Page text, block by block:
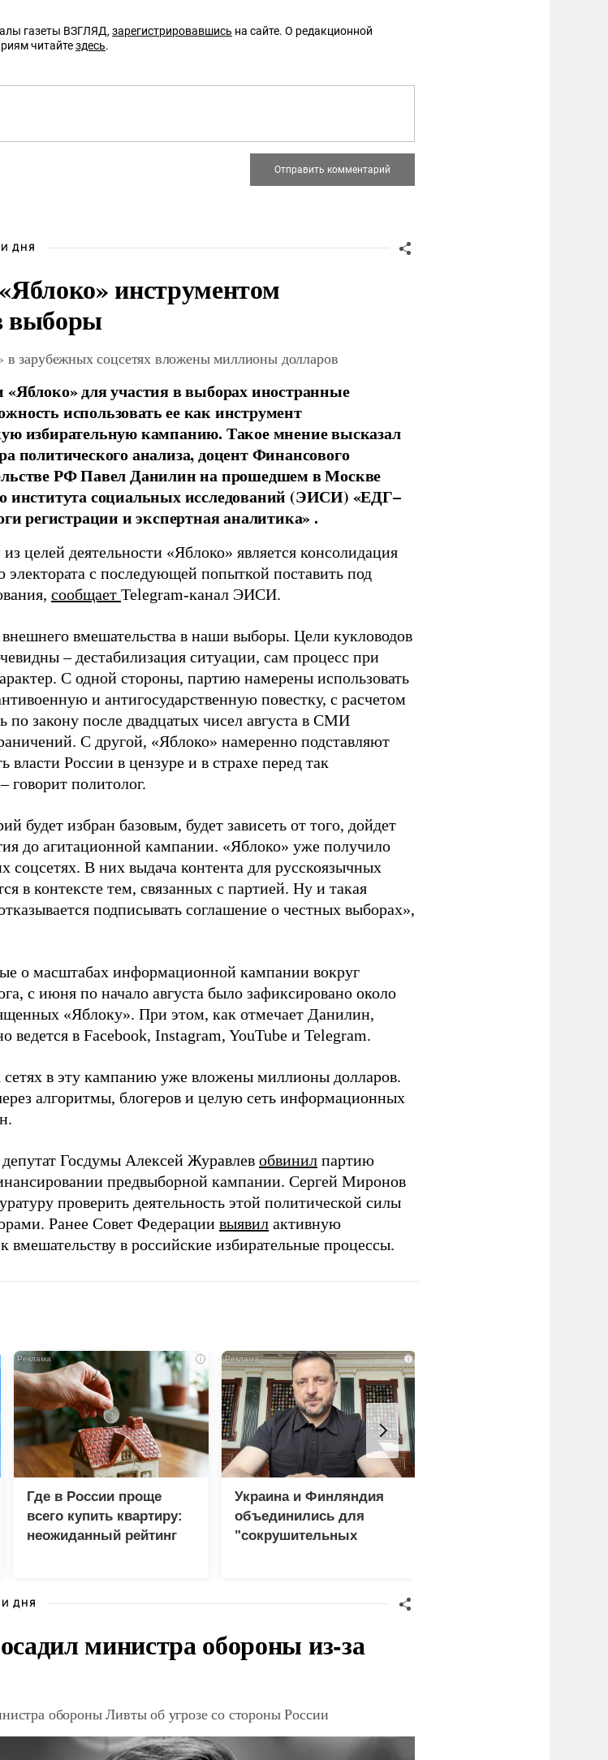
газеты ВЗГЛЯД, зарегистрировавшись на сайте. О редакционной
читайтездесь.
ДНЯ
инструментом
выборы
зарубежных соцсетях вложены миллионы долларов
для участия в выборах иностранные
использовать ее как инструмент
избирательную кампанию. Такое мнение высказал
политического анализа, доцент Финансового
РФ Павел Данилин на прошедшем в Москве
института социальных исследований (ЭИСИ) «ЕДГ–
регистрации и экспертная аналитика» .
целей деятельности «Яблоко» является консолидация
электората с последующей попыткой поставить под
сообщает Telegram-канал ЭИСИ.
вмешательства в наши выборы. Цели кукловодов
– дестабилизация ситуации, сам процесс при
С одной стороны, партию намерены использовать
и антигосударственную повестку, с расчетом
закону после двадцатых чисел августа в СМИ
С другой, «Яблоко» намеренно подставляют
власти России в цензуре и в страхе перед так
говорит политолог.
будет избран базовым, будет зависеть от того, дойдет
до агитационной кампании. «Яблоко» уже получило
соцсетях. В них выдача контента для русскоязычных
в контексте тем, связанных с партией. Ну и такая
подписывать соглашение о честных выборах»,
о масштабах информационной кампании вокруг
с июня по начало августа было зафиксировано около
«Яблоку». При этом, как отмечает Данилин,
ведется в Facebook, Instagram, YouTube и Telegram.
в эту кампанию уже вложены миллионы долларов.
алгоритмы, блогеров и целую сеть информационных
Госдумы Алексей Журавлев обвинил партию
предвыборной кампании. Сергей Миронов
проверить деятельность этой политической силы
Ранее Совет Федерации выявил активную
вмешательству в российские избирательные процессы.
i
Где в России проще
всего купить квартиру:
неожиданный рейтинг
i
Украина и Финляндия
объединились для
"сокрушительных
ДНЯ
министра обороны из-за
обороны Ливты об угрозе со стороны России